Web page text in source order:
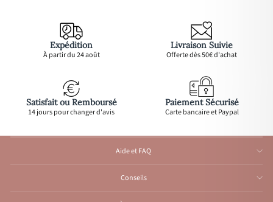
Expédition
À partir du 24 août
Livraison Suivie
Offerte dès 50€ d'achat
Satisfait ou Remboursé
14 jours pour changer d'avis
Paiement Sécurisé
Carte bancaire et Paypal
Aide et FAQ
Conseils